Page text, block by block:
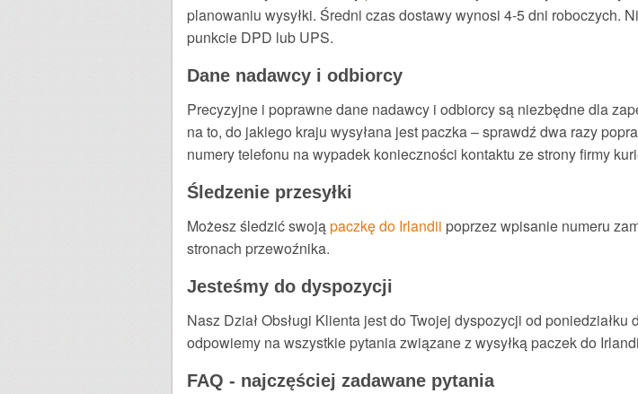
planowaniu wysyłki. Średni czas dostawy wynosi 4-5 dni roboczych.
punkcie DPD lub UPS.
Dane nadawcy i odbiorcy
Precyzyjne i poprawne dane nadawcy i odbiorcy są niezbędne dla
na to, do jakiego kraju wysyłana jest paczka – sprawdź dwa razy
numery telefonu na wypadek konieczności kontaktu ze strony firmy
Śledzenie przesyłki
Możesz śledzić swojąpaczkę do Irlandii poprzez wpisanie numeru
stronach przewoźnika.
Jesteśmy do dyspozycji
Nasz Dział Obsługi Klienta jest do Twojej dyspozycji od
odpowiemy na wszystkie pytania związane z wysyłką paczek do
FAQ - najczęściej zadawane pytania